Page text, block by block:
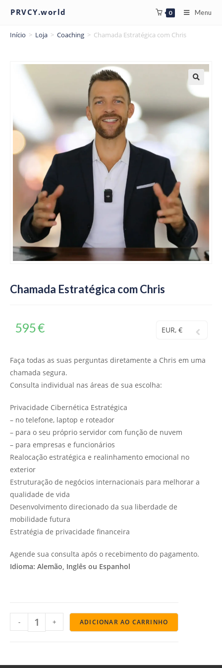
PRVCY.world 0 Menu
Início > Loja > Coaching > Chamada Estratégica com Chris
Chamada Estratégica com Chris
595€ EUR, €
Faça todas as suas perguntas diretamente a Chris em uma
chamada segura.
Consulta individual nas áreas de sua escolha:
Privacidade Cibernética Estratégica
– no telefone, laptop e roteador
– para o seu próprio servidor com função de nuvem
– para empresas e funcionários
Realocação estratégica e realinhamento emocional no
exterior
Estruturação de negócios internacionais para melhorar a
qualidade de vida
Desenvolvimento direcionado da sua liberdade de
mobilidade futura
Estratégia de privacidade financeira
Agende sua consulta após o recebimento do pagamento.
Idioma: Alemão, Inglês ou Espanhol
- + ADICIONAR AO CARRINHO